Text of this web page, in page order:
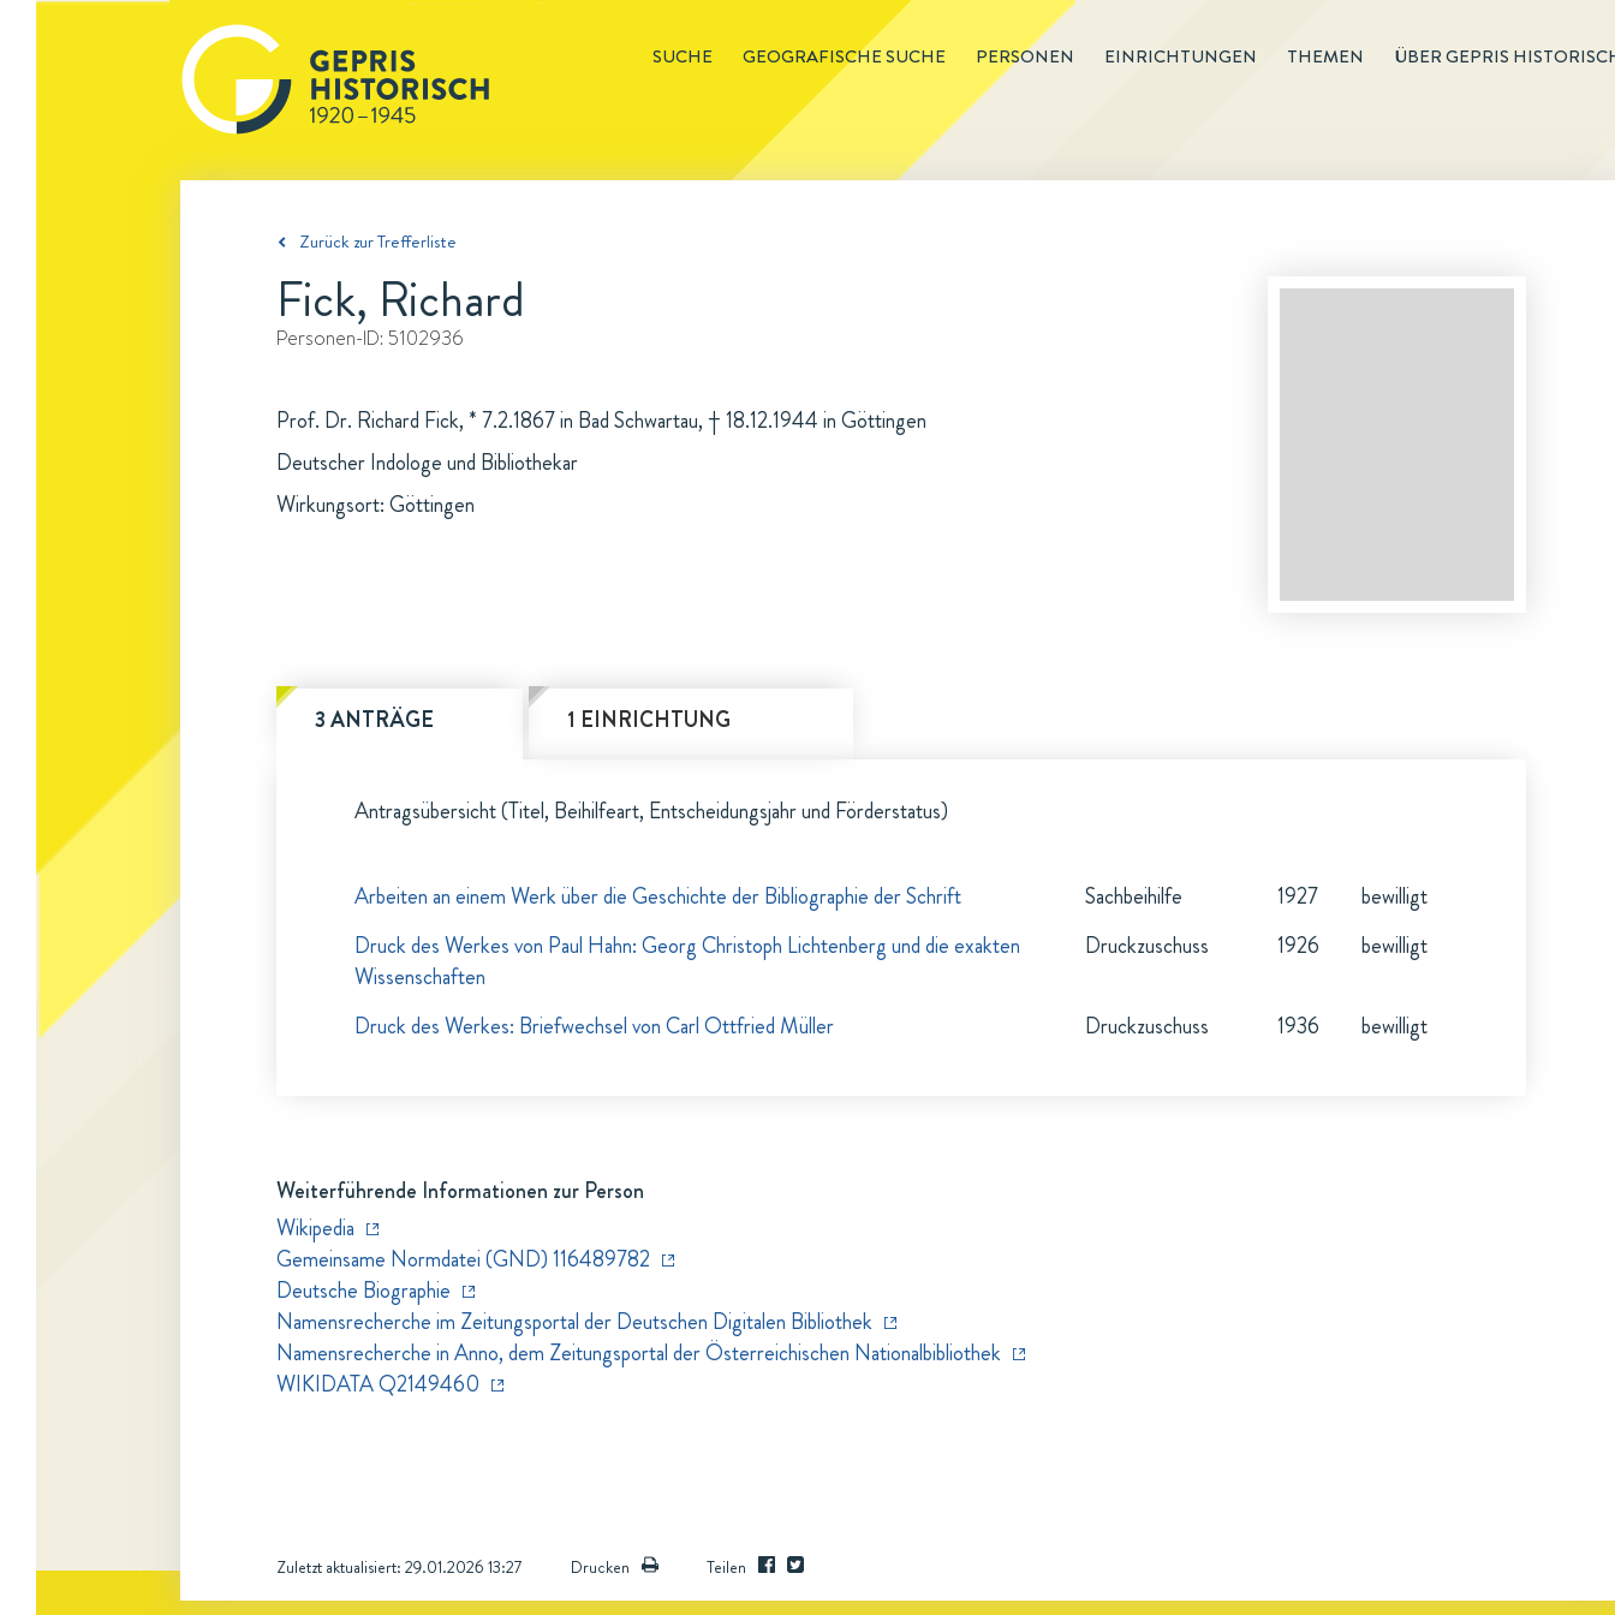
SUCHE GEOGRAFISCHE SUCHE PERSONEN EINRICHTUNGEN THEMEN ÜBER GEPRIS
Zurück zur Trefferliste
Fick, Richard
Personen-ID: 5102936
Prof. Dr. Richard Fick, * 7.2.1867 in Bad Schwartau, † 18.12.1944 in Göttingen
Deutscher Indologe und Bibliothekar
Wirkungsort: Göttingen
3 ANTRÄGE 1 EINRICHTUNG
Antragsübersicht (Titel, Beihilfeart, Entscheidungsjahr und Förderstatus)
Arbeiten an einem Werk über die Geschichte der Bibliographie der Schrift Sachbeihilfe 1927
bewilligt
Druck des Werkes von Paul Hahn: Georg Christoph Lichtenberg und die exakten
Wissenschaften
Druckzuschuss 1926 bewilligt
Druck des Werkes: Briefwechsel von Carl Ottfried Müller Druckzuschuss 1936 bewilligt
Weiterführende Informationen zur Person
Wikipedia
Gemeinsame Normdatei (GND) 116489782
Deutsche Biographie
Namensrecherche im Zeitungsportal der Deutschen Digitalen Bibliothek
Namensrecherche in Anno, dem Zeitungsportal der Österreichischen Nationalbibliothek
WIKIDATA Q2149460
Zuletzt aktualisiert: 29.01.2026 13:27 Drucken Teilen